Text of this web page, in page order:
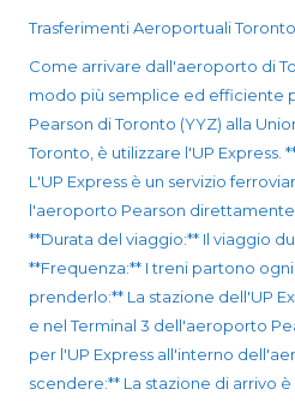
Trasferimenti Aeroportuali Toronto
Come arrivare dall'aeroporto di
modo più semplice ed efficiente
Pearson di Toronto (YYZ) alla
Toronto, è utilizzare l'UP Express.
L'UP Express è un servizio
l'aeroporto Pearson direttamente
**Durata del viaggio:** Il viaggio
**Frequenza:** I treni partono ogni
prenderlo:** La stazione dell'UP
e nel Terminal 3 dell'aeroporto
per l'UP Express all'interno
scendere:** La stazione di arrivo